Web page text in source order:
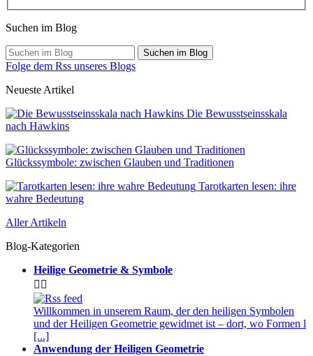
Suchen im Blog
Suchen im Blog
Folge dem Rss unseres Blogs
Neueste Artikel
Die Bewusstseinsskala
nach Hawkins
Glückssymbole: zwischen Glauben und Traditionen
Tarotkarten lesen: ihre
wahre Bedeutung
Aller Artikeln
Blog-Kategorien
Heilige Geometrie & Symbole
 
Willkommen in unserem Raum, der den heiligen Symbolen
und der Heiligen Geometrie gewidmet ist – dort, wo Formen l
[...]
Anwendung der Heiligen Geometrie